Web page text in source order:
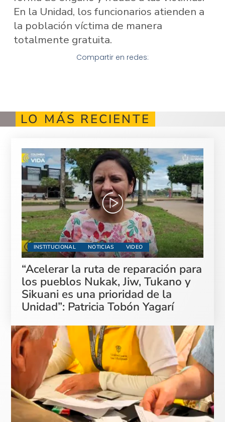
En la Unidad, los funcionarios atienden a
la población víctima de manera
totalmente gratuita.
Compartir en redes:
LO MÁS RECIENTE
INSTITUCIONAL NOTICIAS VIDEO
“Acelerar la ruta de reparación para
los pueblos Nukak, Jiw, Tukano y
Sikuani es una prioridad de la
Unidad”: Patricia Tobón Yagarí